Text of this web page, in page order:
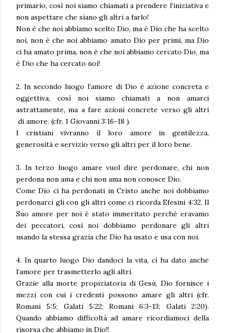
primario, così noi siamo chiamati a prendere l’iniziativa e
non aspettare che siano gli altri a farlo!
Non è che noi abbiamo scelto Dio, ma è Dio che ha scelto
noi, non è che noi abbiamo amato Dio per primi, ma Dio
ci ha amato prima, non è che noi abbiamo cercato Dio, ma
è Dio che ha cercato noi!
2. In secondo luogo l’amore di Dio è azione concreta e
oggettiva, così noi siamo chiamati a non amarci
astrattamente, ma a fare azioni concrete verso gli altri
di amore. (cfr. 1 Giovanni 3:16-18 ).
I cristiani vivranno il loro amore in gentilezza,
generosità e servizio verso gli altri per il loro bene.
3. In terzo luogo amare vuol dire perdonare, chi non
perdona non ama e chi non ama non conosce Dio.
Come Dio ci ha perdonati in Cristo anche noi dobbiamo
perdonarci gli con gli altri come ci ricorda Efesini 4:32. Il
Suo amore per noi è stato immeritato perché eravamo
dei peccatori, così noi dobbiamo perdonare gli altri
usando la stessa grazia che Dio ha usato e usa con noi.
4. In quarto luogo Dio dandoci la vita, ci ha dato anche
l’amore per trasmetterlo agli altri.
Grazie alla morte propiziatoria di Gesù, Dio fornisce i
mezzi con cui i credenti possono amare gli altri (cfr.
Romani 5:5; Galati 5:22; Romani 6:3-13; Galati 2:20).
Quando abbiamo difficoltà ad amare ricordiamoci della
risorsa che abbiamo in Dio!!